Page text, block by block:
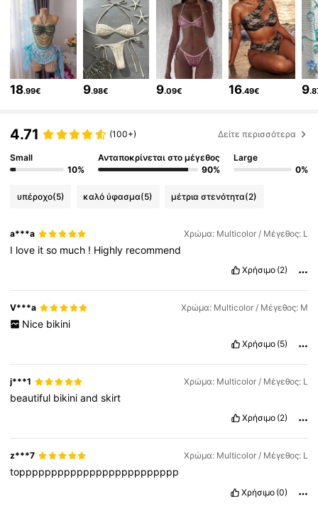
315K Ακόλουθοι
4.83 315K Ακόλουθοι
315K Ακόλουθοι
4.83 315K Ακόλουθοι
4.83
18.99€ 9.98€ 9.09€ 16.49€ 9
4.71 (100+) Δείτε περισσότερα
Small
10%
Ανταποκρίνεται στο μέγεθος
90%
Large
0%
υπέροχο(5) καλό ύφασμα(5) μέτρια στενότητα(2)
a***a Χρώμα: Multicolor / Μέγεθος: L
I love itso much ! Highly recommend
Χρήσιμο (2)
V***a Χρώμα: Multicolor / Μέγεθος: M
Nice bikini
Χρήσιμο (5)
j***1 Χρώμα: Multicolor / Μέγεθος: L
beautiful bikiniandskirt
Χρήσιμο (2)
z***7 Χρώμα: Multicolor / Μέγεθος: L
toppppppppppppppppppppppppp
Χρήσιμο (0)